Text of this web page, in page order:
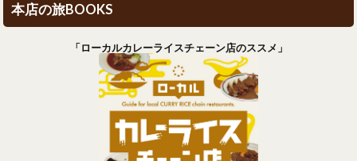
本店の旅BOOKS
「ローカルカレーライスチェーン店のススメ」